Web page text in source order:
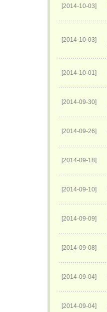
[2014-10-03]
[2014-10-03]
[2014-10-01]
[2014-09-30]
[2014-09-26]
[2014-09-18]
[2014-09-10]
[2014-09-09]
[2014-09-08]
[2014-09-04]
[2014-09-04]